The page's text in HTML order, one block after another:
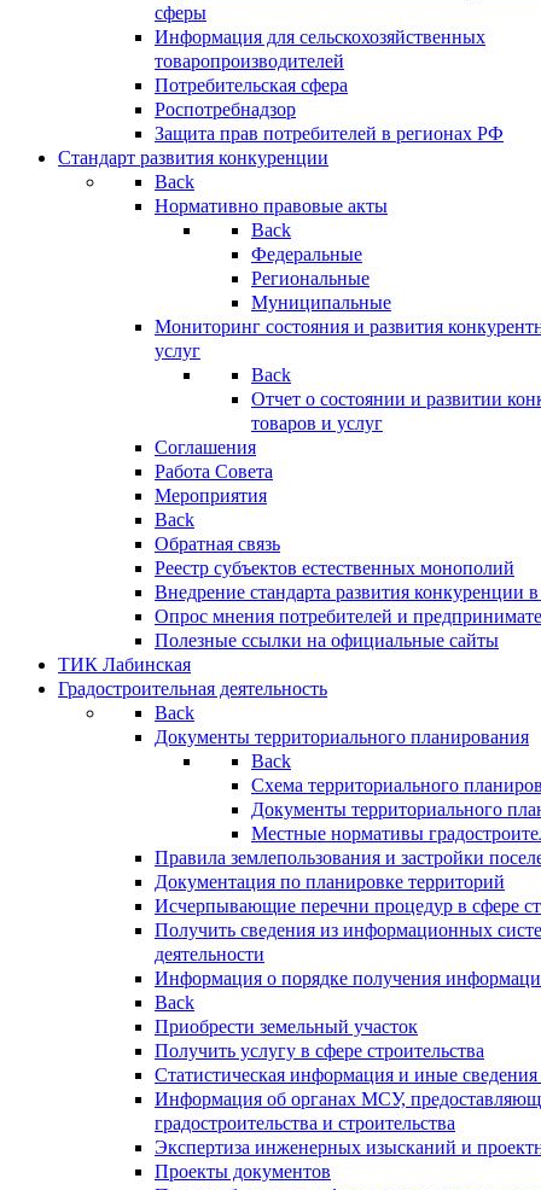
сферы
Информация для сельскохозяйственных
товаропроизводителей
Потребительская сфера
Роспотребнадзор
Защита прав потребителей в регионах РФ
Стандарт развития конкуренции
Back
Нормативно правовые акты
Back
Федеральные
Региональные
Муниципальные
Мониторинг состояния и развития
услуг
Back
Отчет о состоянии и развитии
товаров и услуг
Соглашения
Работа Совета
Мероприятия
Back
Обратная связь
Реестр субъектов естественных монополий
Внедрение стандарта развития конкуренции
Опрос мнения потребителей и
Полезные ссылки на официальные сайты
ТИК Лабинская
Градостроительная деятельность
Back
Документы территориального планирования
Back
Схема территориального
Документы территориального
Местные нормативы
Правила землепользования и застройки
Документация по планировке территорий
Исчерпывающие перечни процедур в сфере
Получить сведения из информационных
деятельности
Информация о порядке получения
Back
Приобрести земельный участок
Получить услугу в сфере строительства
Статистическая информация и иные сведения
Информация об органах МСУ,
градостроительства и строительства
Экспертиза инженерных изысканий и
Проекты документов